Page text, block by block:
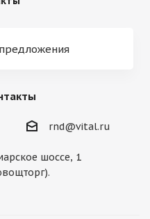
rnd@vital.ru
шоссе, 1